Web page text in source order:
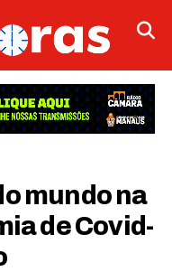
mundo na
de Covid-